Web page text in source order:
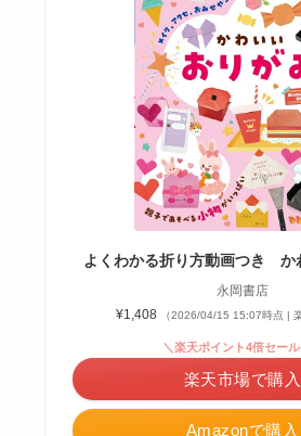
よくわかる折り方動画つき か
永岡書店
¥1,408
（2026/04/15 15:07時点 |
Amazonで購入
＼楽天ポイント4倍セー
楽天市場で購入